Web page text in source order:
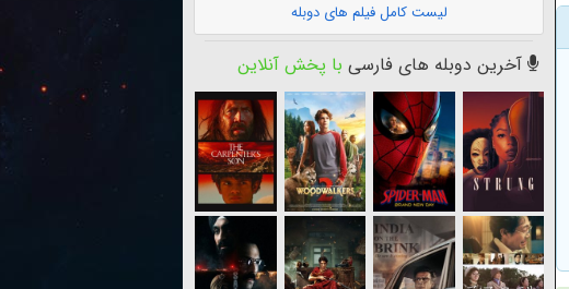
لیست کامل فیلم های دوبله
آخرین دوبله های فارسی با پخش آنلاین